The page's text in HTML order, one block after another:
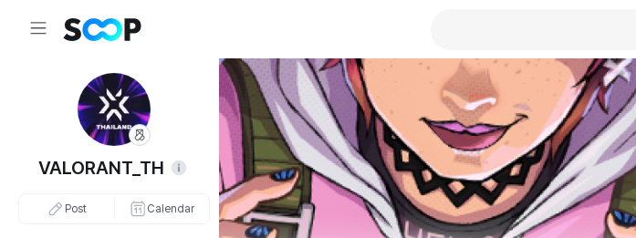
VALORANT_TH
Post Calendar